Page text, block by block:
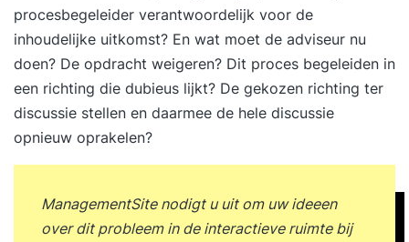
procesbegeleider verantwoordelijk voor de
inhoudelijke uitkomst? En wat moet de adviseur nu
doen? De opdracht weigeren? Dit proces begeleiden in
een richting die dubieus lijkt? De gekozen richting ter
discussie stellen en daarmee de hele discussie
opnieuw oprakelen?
ManagementSite nodigt u uit om uw ideeen
over dit probleem in de interactieve ruimte bij